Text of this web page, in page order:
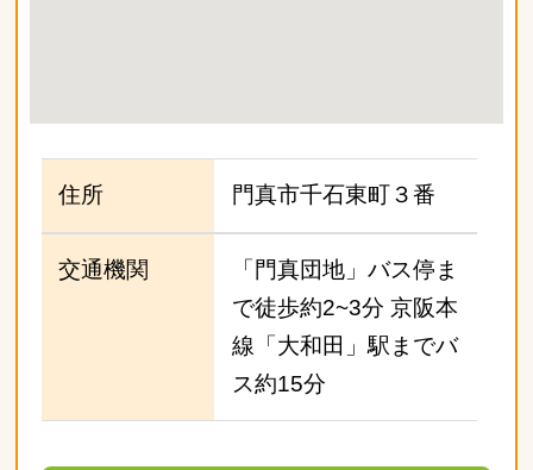
住所 門真市千石東町３番
交通機関
「門真団地」バス停ま
で徒歩約2~3分 京阪本
線「大和田」駅までバ
ス約15分